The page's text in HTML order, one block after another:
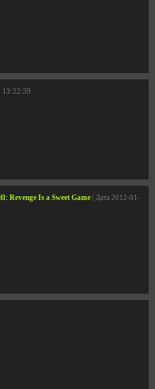
13:22:39
Revenge Is a Sweet Game | Дата 2012-01-